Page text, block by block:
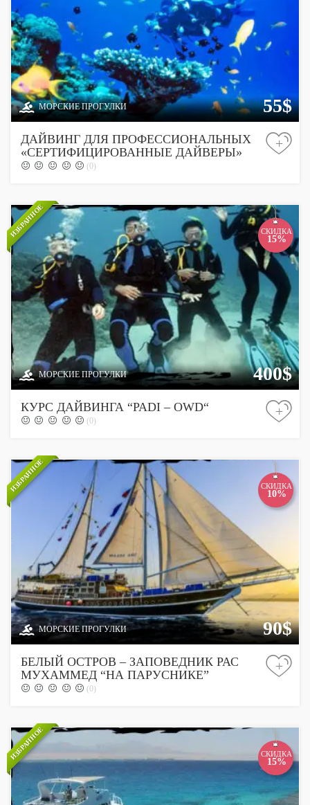
МОРСКИЕ ПРОГУЛКИ 55$
ДАЙВИНГ ДЛЯ ПРОФЕССИОНАЛЬНЫХ
«СЕРТИФИЦИРОВАННЫЕ ДАЙВЕРЫ»
(0)
+
ИЗБРАННОЕ СКИДКА
15%
МОРСКИЕ ПРОГУЛКИ 400$
КУРС ДАЙВИНГА “PADI – OWD“
(0)
+
ИЗБРАННОЕ СКИДКА
10%
МОРСКИЕ ПРОГУЛКИ 90$
БЕЛЫЙ ОСТРОВ – ЗАПОВЕДНИК РАС
МУХАММЕД “НА ПАРУСНИКЕ”
(0)
+
ИЗБРАННОЕ СКИДКА
15%